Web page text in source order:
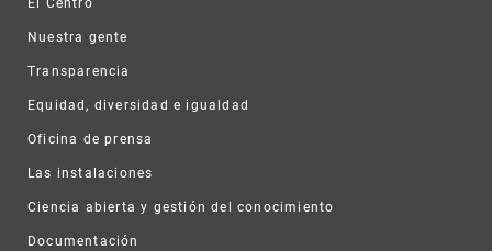
Nuestra gente
Transparencia
Equidad, diversidad e igualdad
Oficina de prensa
Las instalaciones
Ciencia abierta y gestión del conocimiento
Documentación